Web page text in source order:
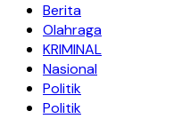
Berita
Olahraga
KRIMINAL
Nasional
Politik
Politik